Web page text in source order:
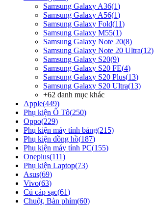
Samsung Galaxy A36(1)
Samsung Galaxy A56(1)
Samsung Galaxy Fold(11)
Samsung Galaxy M55(1)
Samsung Galaxy Note 20(8)
Samsung Galaxy Note 20 Ultra(12)
Samsung Galaxy S20(9)
Samsung Galaxy S20 FE(4)
Samsung Galaxy S20 Plus(13)
Samsung Galaxy S20 Ultra(13)
+62 danh mục khác
Apple(449)
Phụ kiện Ô Tô(250)
Oppo(229)
Phụ kiện máy tính bảng(215)
Phụ kiện đồng hồ(187)
Phụ kiện máy tính PC(155)
Oneplus(111)
Phụ kiện Laptop(73)
Asus(69)
Vivo(63)
Củ cáp sạc(61)
Chuột, Bàn phím(60)